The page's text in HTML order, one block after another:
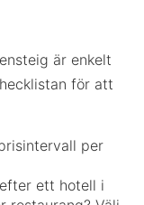
är enkelt
för att
per
ett hotell i